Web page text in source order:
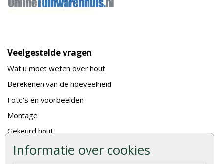
Informatie over cookies
Veelgestelde vragen
Wat u moet weten over hout
Berekenen van de hoeveelheid
Foto's en voorbeelden
Montage
Gekeurd hout
De fundering van een vlonder leggen